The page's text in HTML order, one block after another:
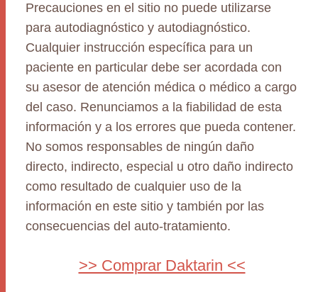
Precauciones en el sitio no puede utilizarse
para autodiagnóstico y autodiagnóstico.
Cualquier instrucción específica para un
paciente en particular debe ser acordada con
su asesor de atención médica o médico a cargo
del caso. Renunciamos a la fiabilidad de esta
información y a los errores que pueda contener.
No somos responsables de ningún daño
directo, indirecto, especial u otro daño indirecto
como resultado de cualquier uso de la
información en este sitio y también por las
consecuencias del auto-tratamiento.
>> Comprar Daktarin <<